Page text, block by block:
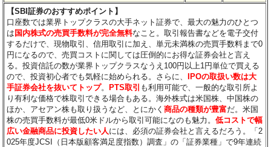
【SBI証券のおすすめポイント】
口座数では業界トップクラスの大手ネット証券で、最大の魅力のひとつ
は国内株式の売買手数料が完全無料なこと。取引報告書などを電子交付
するだけで、現物取引、信用取引に加え、単元未満株の売買手数料まで0
円になるので、売買コストに関しては圧倒的にお得な証券会社と言え
る。投資信託の数が業界トップクラスなうえ100円以上1円単位で買える
ので、投資初心者でも気軽に始められる。さらに、IPOの取扱い数は大
手証券会社を抜いてトップ。PTS取引 も利用可能で、一般的な取引所よ
り有利な価格で株取引できる場合もある。海外株式は米国株、中国株の
ほか、アセアン株も取り扱うなど、とにかく商品の種類が豊富だ。米国
株の売買手数料が最低0米ドルから取引可能になのも魅力。低コストで幅
広い金融商品に投資したい人 には、必須の証券会社と言えるだろう。「2
025年度JCSI（日本版顧客満足度指数）調査」の「証券業種」で9年連続